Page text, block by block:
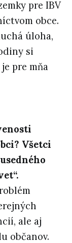
pre IBV
obce.
úloha,
si
pre mňa
Všetci
ale aj
občanov.